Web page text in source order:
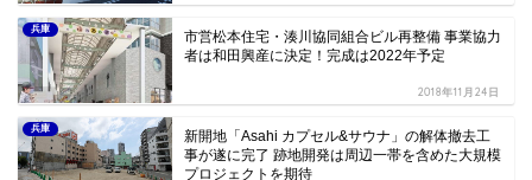
兵庫
市営松本住宅・湊川協同組合ビル再整備 事業協力
者は和田興産に決定！完成は2022年予定
2018年11月24日
兵庫
新開地「Asahi カプセル&サウナ」の解体撤去工
事が遂に完了 跡地開発は周辺一帯を含めた大規模
プロジェクトを期待